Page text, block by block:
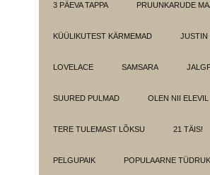
3 PÄEVA TAPPA PRUUNKARUDE
KÜÜLIKUTEST KÄRMEMAD JUSTIN
LOVELACE SAMSARA
SUURED PULMAD OLEN NII ELEVIL
TERE TULEMAST LÕKSU 21 TÄIS!
PELGUPAIK POPULAARNE TÜDRUK